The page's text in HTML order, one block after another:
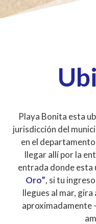
Playa Bonita esta
jurisdicción del
en el
llegar allí por la
entrada donde esta
Oro”, si tu
llegues al mar,
aproximadamente